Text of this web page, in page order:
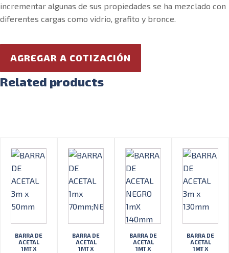
incrementar algunas de sus propiedades se ha mezclado con
diferentes cargas como vidrio, grafito y bronce.
AGREGAR A COTIZACIÓN
Related products
BARRA DE
ACETAL
1MT X
BARRA DE
ACETAL
1MT X
BARRA DE
ACETAL
1MT X
BARRA DE
ACETAL
1MT X